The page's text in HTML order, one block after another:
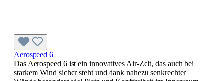
Aerospeed 6
Das Aerospeed 6 ist ein innovatives Air-Zelt, das auch bei
starkem Wind sicher steht und dank nahezu senkrechter